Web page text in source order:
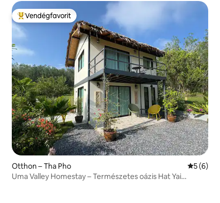
Kiemelt vendégfavorit
Vendégfavorit
Otthon – Tha Pho Átlagos
5 (6)
Uma Valley Homestay – Természetes oázis Hat Yai